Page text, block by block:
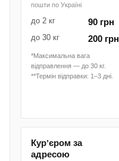
пошти по Україні
до 2 кг 90 грн
до 30 кг 200 грн
*Максимальна вага
відправлення — до 30 кг.
**Термін відправки: 1–3 дні.
Курʼєром за
адресою